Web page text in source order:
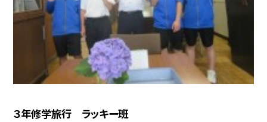
３年修学旅行 ラッキー班